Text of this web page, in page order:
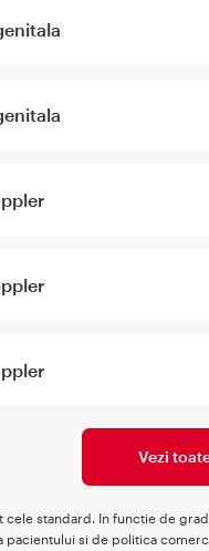
Vezi
cele standard. In functie de
pacientului si de politica